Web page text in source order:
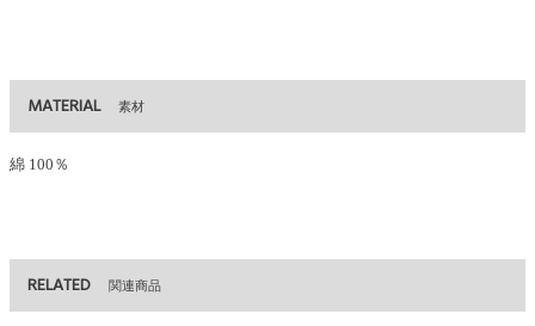
MATERIAL 素材
綿 100％
RELATED 関連商品